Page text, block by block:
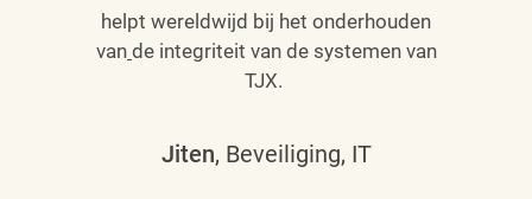
helpt wereldwijd bij het onderhouden
van de integriteit van de systemen van
TJX.
Jiten, Beveiliging, IT